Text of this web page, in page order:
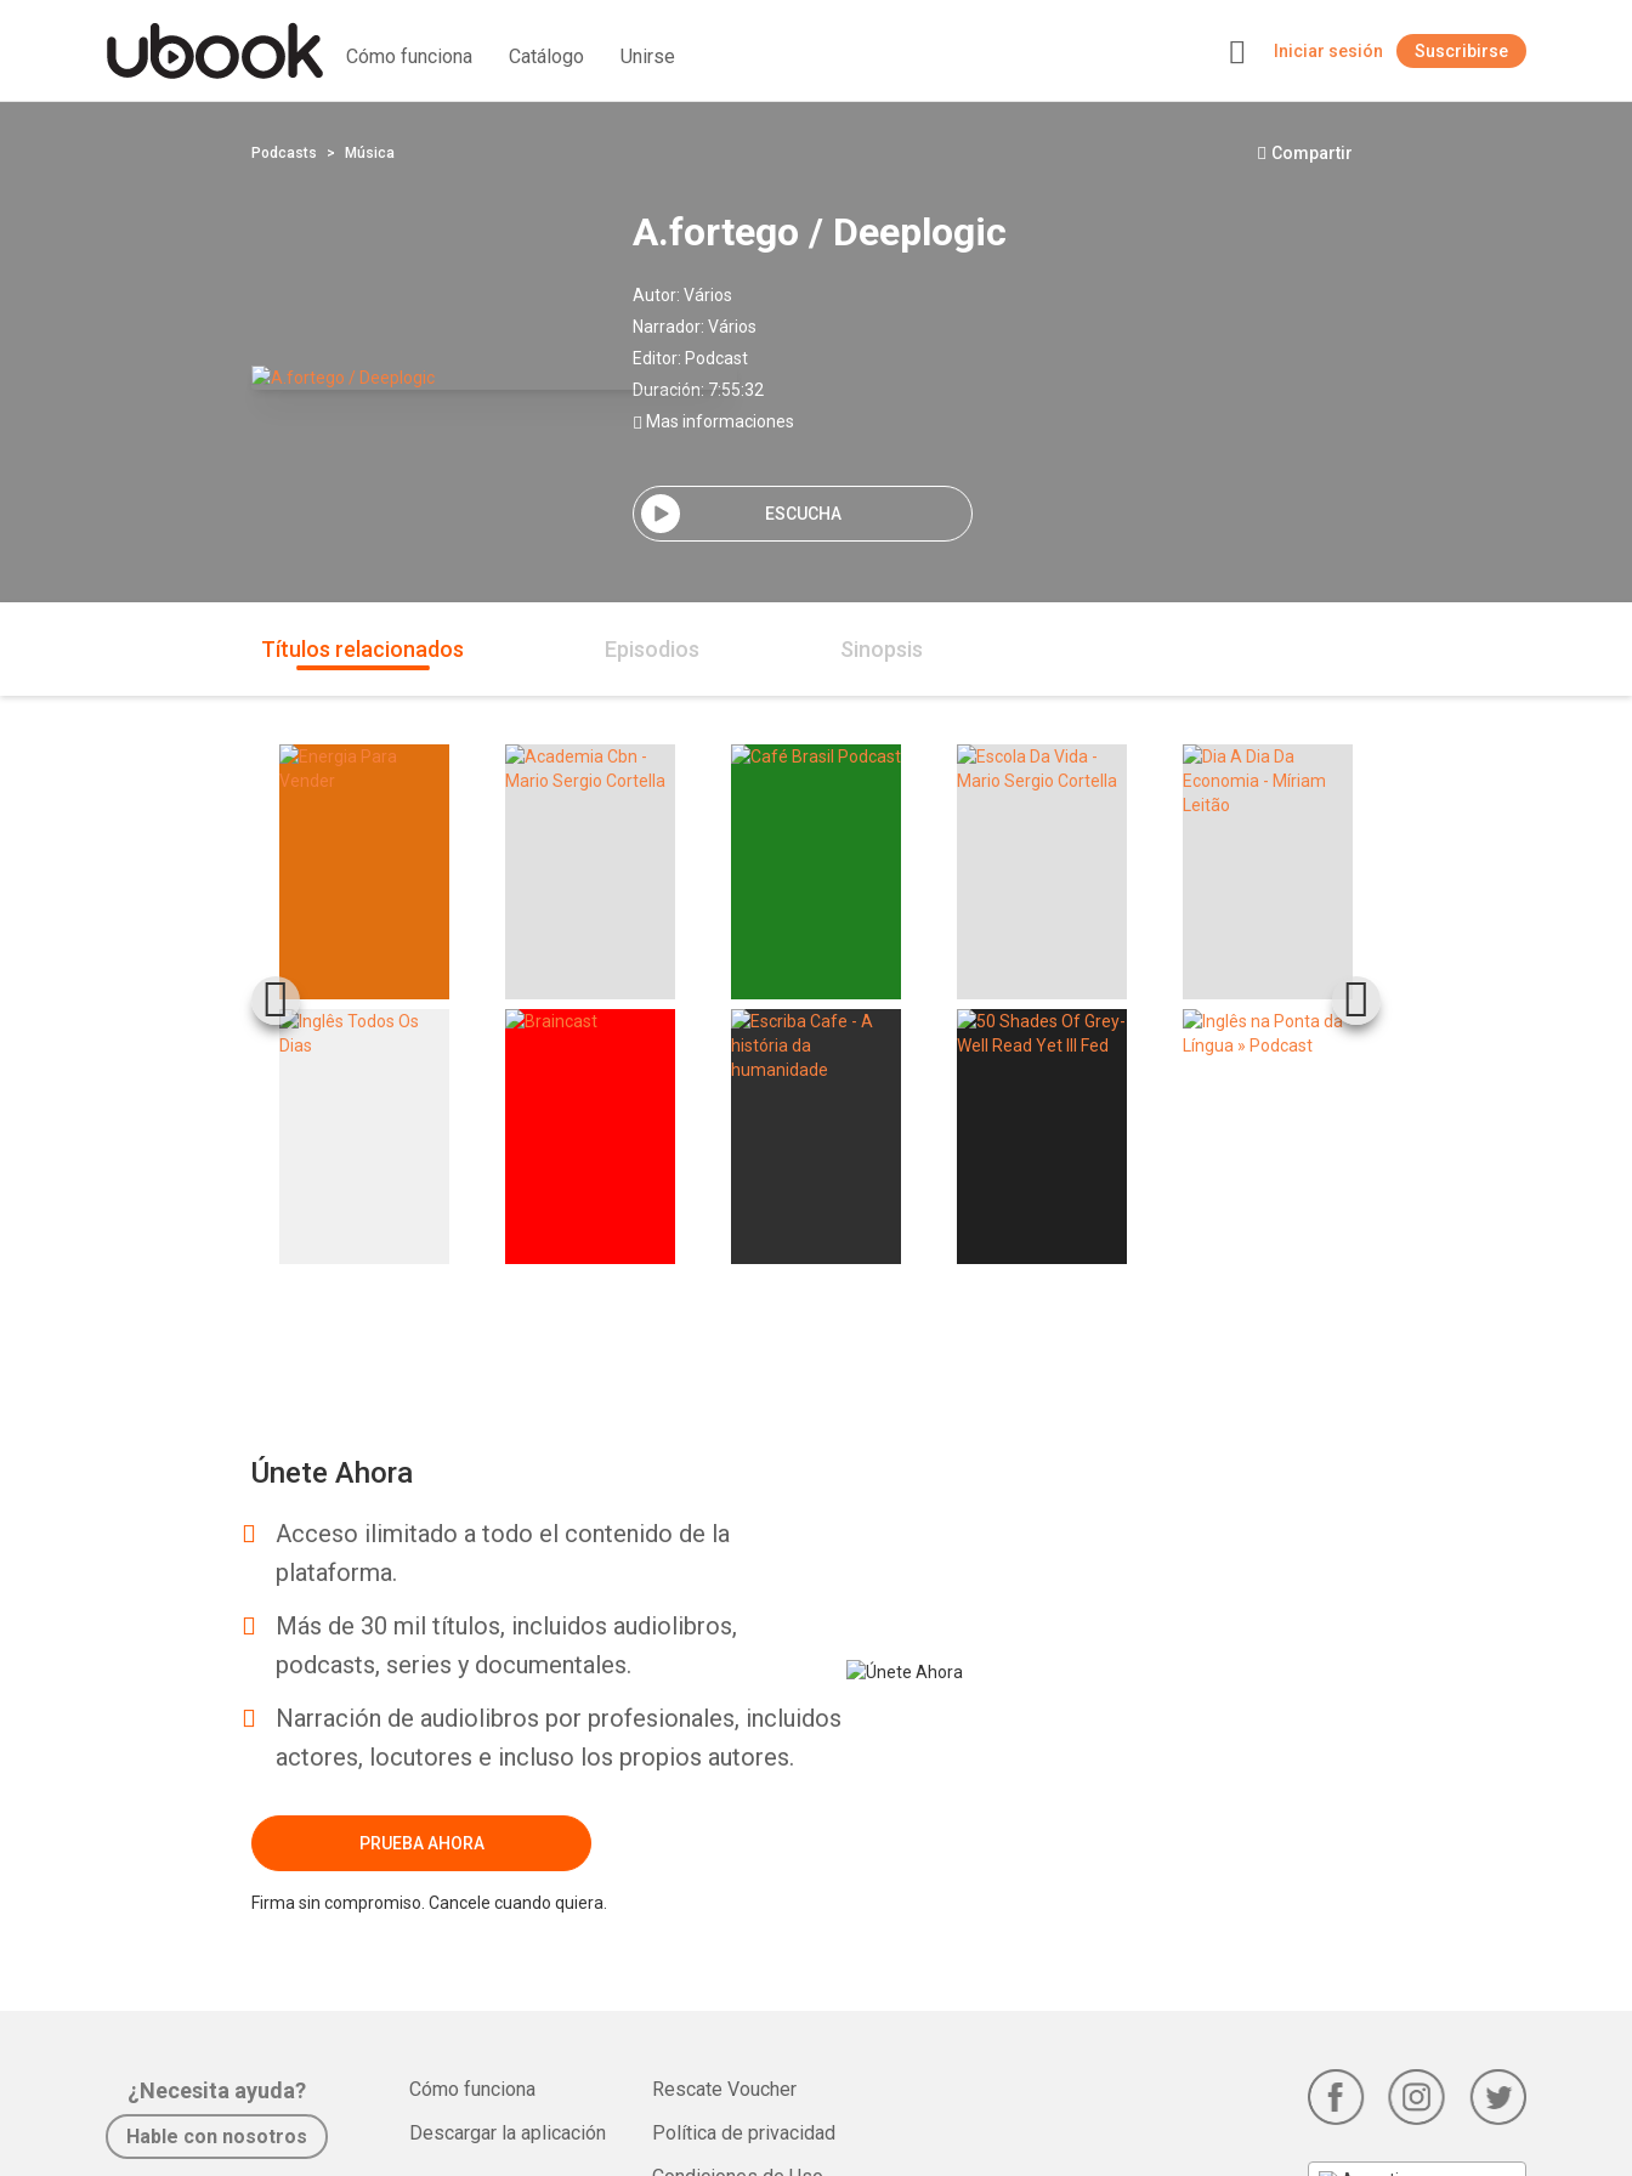
Cómo funciona Catálogo Unirse Iniciar sesión Suscribirse
Podcasts Música Compartir
A.fortego / Deeplogic
Autor: Vários
Narrador: Vários
Editor: Podcast
Duración: 7:55:32
Mas informaciones
ESCUCHA
Títulos relacionados Episodios Sinopsis
Únete Ahora
Acceso ilimitado a todo el contenido de la
plataforma.
Más de 30 mil títulos, incluidos audiolibros,
podcasts, series y documentales.
Narración de audiolibros por profesionales, incluidos
actores, locutores e incluso los propios autores.
PRUEBA AHORA
Firma sin compromiso. Cancele cuando quiera.
¿Necesita ayuda?
Hable con nosotros
Cómo funciona
Descargar la aplicación
Rescate Voucher
Política de privacidad